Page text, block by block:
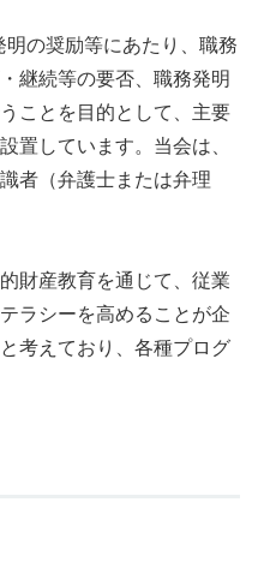
明の奨励等にあたり、職務
継続等の要否、職務発明
ことを目的として、主要
置しています。当会は、
者（弁護士または弁理
財産教育を通じて、従業
ラシーを高めることが企
考えており、各種プログ